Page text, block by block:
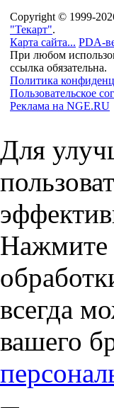
Copyright © 1999-
"Текарт".
Карта сайта... PDA-
При любом
ссылка обязательна.
Политика
Пользовательское
Реклама на NGE.RU
Для
Нажмите
всегда
вашего